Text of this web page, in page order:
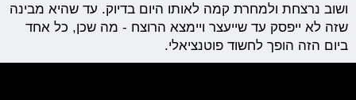
ושוב נרצחת ולמחרת קמה לאותו היום בדיוק. עד שהיא מבינה
שזה לא ייפסק עד שייעצר ויימצא הרוצח - מה שכן, כל אחד
ביום הזה הופך לחשוד פוטנציאלי.